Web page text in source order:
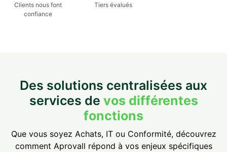
Clients nous font
confiance
Tiers évalués
Des solutions centralisées aux
services de vos différentes
fonctions
Que vous soyez Achats, IT ou Conformité, découvrez
comment Aprovall répond à vos enjeux spécifiques